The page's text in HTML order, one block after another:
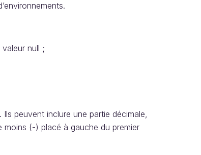
null ;
peuvent inclure une partie décimale,
moins (-) placé à gauche du premier